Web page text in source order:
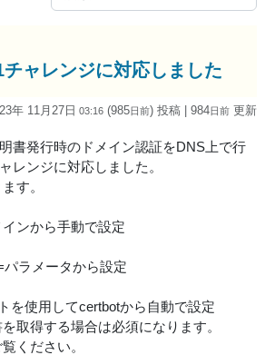
ャレンジに対応しました
年 11月27日 03:16 (985日前) 投稿 | 984日前 更新
書発行時のドメイン認証をDNS上で行
レンジに対応しました。
す。
ンから手動で設定
パラメータから設定
を使用してcertbotから自動で設定
取得する場合は必須になります。
ください。